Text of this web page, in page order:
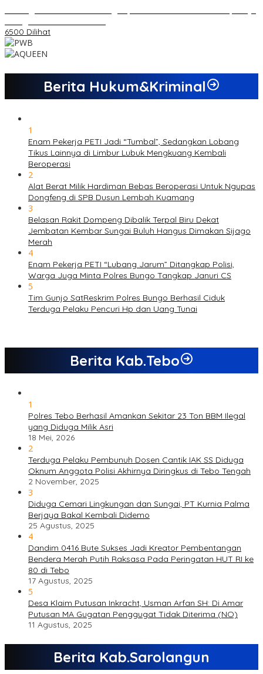
6500 Dilihat
Berita Hukum&Kriminal
1
Enam Pekerja PETI Jadi “Tumbal”, Sedangkan Lobang
Tikus Lainnya di Limbur Lubuk Mengkuang Kembali
Beroperasi
2
Alat Berat Milik Hardiman Bebas Beroperasi Untuk Ngupas
Dongfeng di SPB Dusun Lembah Kuamang
3
Belasan Rakit Dompeng Dibalik Terpal Biru Dekat
Jembatan Kembar Sungai Buluh Hangus Dimakan Sijago
Merah
4
Enam Pekerja PETI “Lubang Jarum” Ditangkap Polisi,
Warga Juga Minta Polres Bungo Tangkap Januri CS
5
Tim Gunjo SatReskrim Polres Bungo Berhasil Ciduk
Terduga Pelaku Pencuri Hp dan Uang Tunai
Berita Kab.Tebo
1
Polres Tebo Berhasil Amankan Sekitar 23 Ton BBM Ilegal
yang Diduga Milik Asri
18 Mei, 2026
2
Terduga Pelaku Pembunuh Dosen Cantik IAK SS Diduga
Oknum Anggota Polisi Akhirnya Diringkus di Tebo Tengah
2 November, 2025
3
Diduga Cemari Lingkungan dan Sungai, PT Kurnia Palma
Berjaya Bakal Kembali Didemo
25 Agustus, 2025
4
Dandim 0416 Bute Sukses Jadi Kreator Pembentangan
Bendera Merah Putih Raksasa Pada Peringatan HUT RI ke
80 di Tebo
17 Agustus, 2025
5
Desa Klaim Putusan Inkracht, Usman Arfan SH: Di Amar
Putusan MA Gugatan Penggugat Tidak Diterima (NO)
11 Agustus, 2025
Berita Kab.Sarolangun